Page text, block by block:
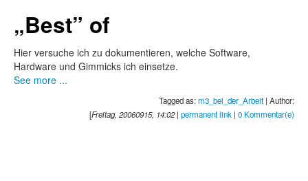
„Best” of
Hier versuche ich zu dokumentieren, welche Software,
Hardware und Gimmicks ich einsetze.
See more ...
Tagged as:m3_bei_der_Arbeit | Author:
[Freitag, 20060915, 14:02| permanent link | 0 Kommentar(e)